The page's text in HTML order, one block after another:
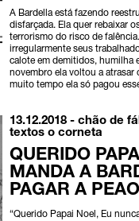
A Bardella está fazendo
disfarçada. Ela quer rebaixar
terrorismo do risco de
irregularmente seus
calote em demitidos, humilha
novembro ela voltou a atrasar
muito tempo ela só pagou
13.12.2018 -chão de
textos o corneta
QUERIDO
MANDA A
PAGAR A
“Querido Papai Noel, Eu